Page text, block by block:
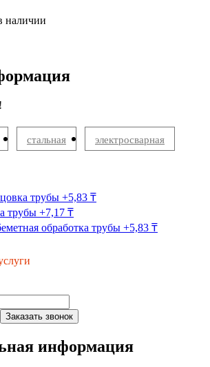
наличии
стальная электросварная
трубы +5,83 ₸
трубы +7,17 ₸
обработка трубы +5,83 ₸
Заказать звонок
информация